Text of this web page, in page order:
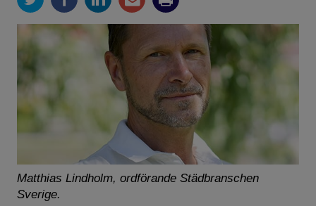
Matthias Lindholm, ordförande Städbranschen
Sverige.